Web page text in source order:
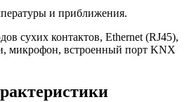
и приближения.
сухих контактов, Ethernet (RJ45),
микрофон, встроенный порт KNX